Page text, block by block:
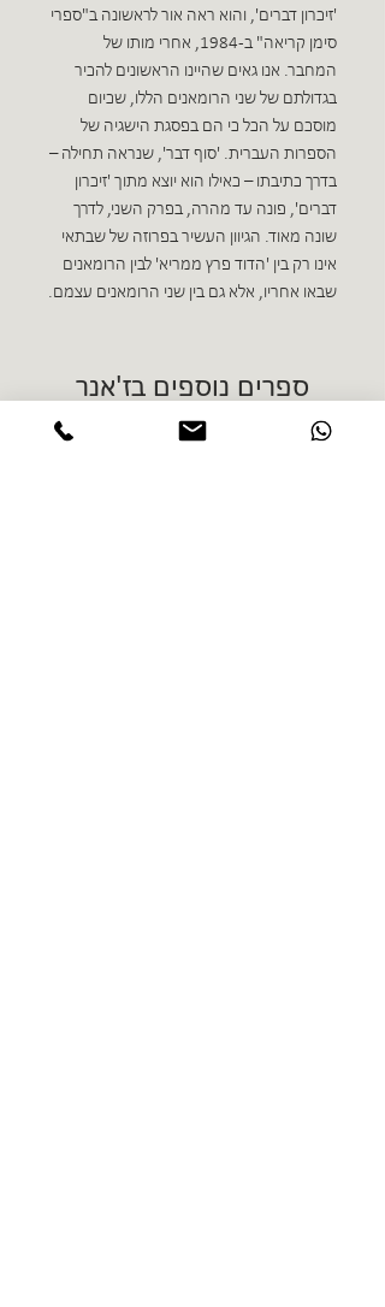
'זיכרון דברים', והוא ראה אור לראשונה ב"ספרי
סימן קריאה" ב-1984, אחרי מותו של
המחבר. אנו גאים שהיינו הראשונים להכיר
בגדולתם של שני הרומאנים הללו, שכיום
מוסכם על הכל כי הם בפסגת הישגיה של
הספרות העברית. 'סוף דבר', שנראה תחילה –
בדרך כתיבתו – כאילו הוא יוצא מתוך 'זיכרון
דברים', פונה עד מהרה, בפרק השני, לדרך
שונה מאוד. הגיוון העשיר בפרוזה של שבתאי
אינו רק בין 'הדוד פרץ ממריא' לבין הרומאנים
שבאו אחריו, אלא גם בין שני הרומאנים עצמם.
ספרים נוספים בז'אנר